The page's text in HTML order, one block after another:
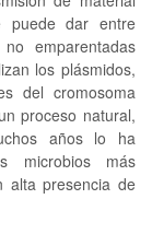
puede dar entre
emparentadas
los plásmidos,
del cromosoma
proceso natural,
años lo ha
microbios más
alta presencia de